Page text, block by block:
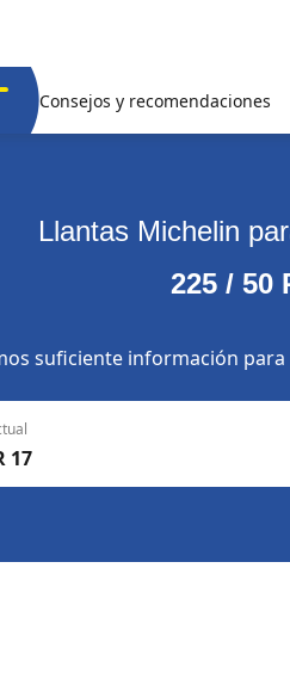
Consejos y recomendaciones
Llantas Michelin
225 / 50
suficiente información
17